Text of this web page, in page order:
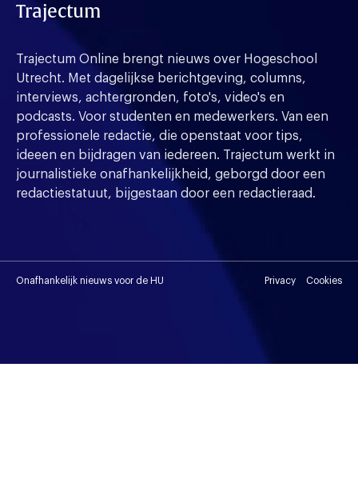
Trajectum
Trajectum Online brengt nieuws over Hogeschool
Utrecht. Met dagelijkse berichtgeving, columns,
interviews, achtergronden, foto's, video's en
podcasts. Voor studenten en medewerkers. Van een
professionele redactie, die openstaat voor tips,
ideeen en bijdragen van iedereen. Trajectum werkt in
journalistieke onafhankelijkheid, geborgd door een
redactiestatuut, bijgestaan door een redactieraad.
Onafhankelijk nieuws voor de HU Privacy Cookies